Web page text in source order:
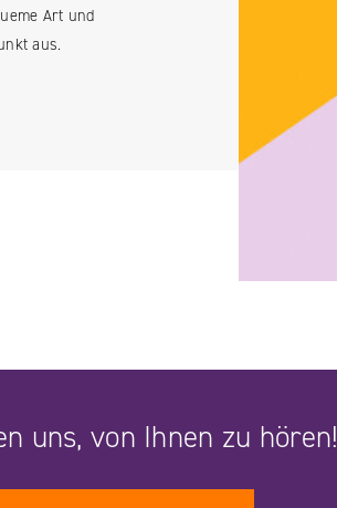
Art und
aus.
uns, von Ihnen zu hören!